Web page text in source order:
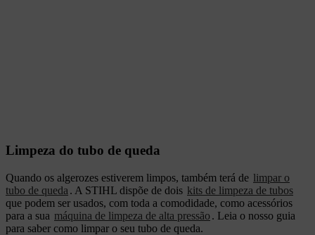
Limpeza do tubo de queda
Quando os algerozes estiverem limpos, também terá de limpar o
tubo de queda . A STIHL dispõe de dois kits de limpeza de tubos
que podem ser usados, com toda a comodidade, como acessórios
para a sua máquina de limpeza de alta pressão . Leia o nosso guia
para saber como limpar o seu tubo de queda.